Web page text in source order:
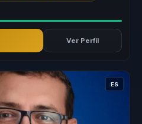
Ver Perfil
ES